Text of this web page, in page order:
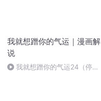
我就想蹭你的气运｜漫画解
说
我就想蹭你的气运24（停